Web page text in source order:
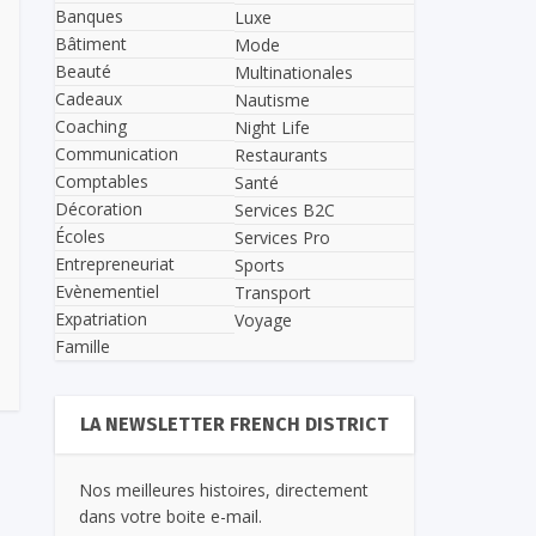
Banques
Bâtiment
Beauté
Cadeaux
Coaching
Communication
Comptables
Décoration
Écoles
Entrepreneuriat
Evènementiel
Expatriation
Famille
Luxe
Mode
Multinationales
Nautisme
Night Life
Restaurants
Santé
Services B2C
Services Pro
Sports
Transport
Voyage
LA NEWSLETTER FRENCH DISTRICT
Nos meilleures histoires, directement
dans votre boite e-mail.